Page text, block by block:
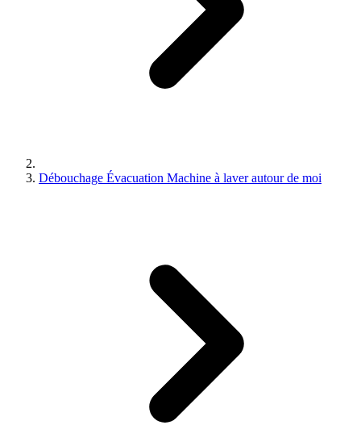
Débouchage Évacuation Machine à laver autour de moi